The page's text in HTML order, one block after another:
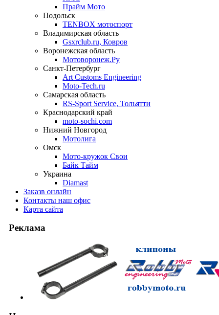
Прайм Мото
Подольск
TENBOX мотоспорт
Владимирская область
Gsxrclub.ru, Ковров
Воронежская область
Мотоворонеж.Ру
Санкт-Петербург
Art Customs Engineering
Moto-Tech.ru
Самарская область
RS-Sport Service, Тольятти
Краснодарский край
moto-sochi.com
Нижний Новгород
Мотолига
Омск
Мото-кружок Свои
Байк Тайм
Украина
Diamast
Заказв онлайн
Контакты наш офис
Карта сайта
Реклама